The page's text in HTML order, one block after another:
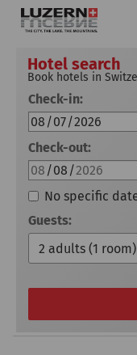
Hotel search
Book hotels in
Check-in:
Check-out:
No specific
Guests: